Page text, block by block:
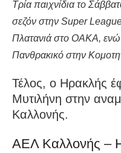
Τρία παιχνίδια το
σεζόν στην Super
Πλατανιά στο ΟΑΚΑ, ενώ
Πανθρακικό στην
Τέλος, ο Ηρακλής
Μυτιλήνη στην
Καλλονής.
ΑΕΛ Καλλονής –